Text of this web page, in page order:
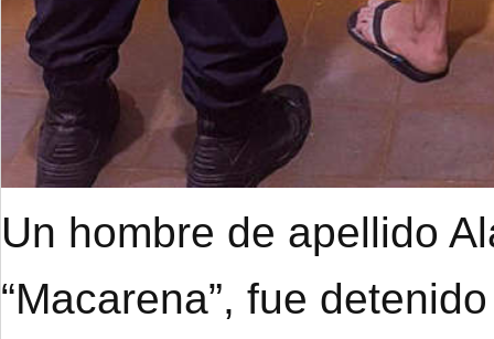
Un hombre de apellido
“Macarena”, fue